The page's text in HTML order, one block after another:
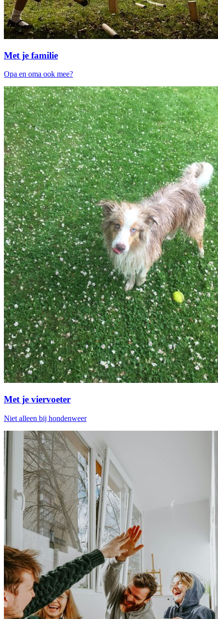
Met je familie
Opa en oma ook mee?
Met je viervoeter
Niet alleen bij hondenweer